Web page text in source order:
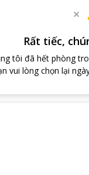
Rất tiếc,
tôi đã hết phòng
vui lòng chọn lại